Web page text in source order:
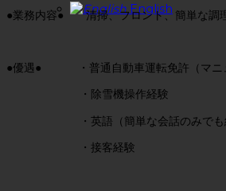
English
●業務内容● 清掃、フロント、簡単な調
●優遇● ・普通自動車運転免許（マニュ
・除雪機操作経験
・英語（簡単な会話のみでも結
・接客経験